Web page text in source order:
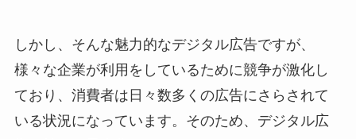
しかし、そんな魅力的なデジタル広告ですが、
様々な企業が利用をしているために競争が激化し
ており、消費者は日々数多くの広告にさらされて
いる状況になっています。そのため、デジタル広